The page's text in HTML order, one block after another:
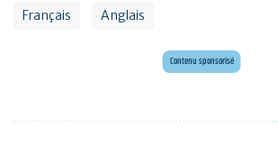
Français Anglais
Contenu sponsorisé
Voyagez en Préhistoire !